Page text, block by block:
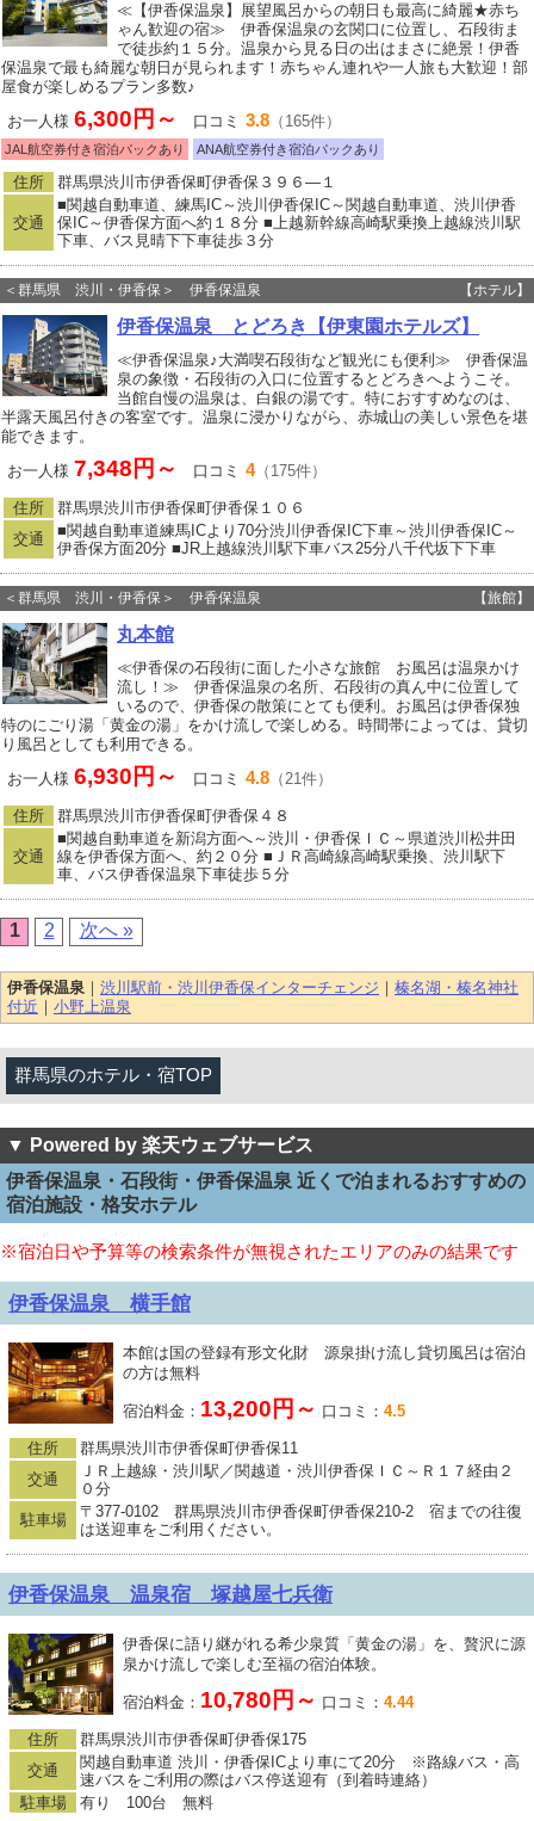
≪【伊香保温泉】展望風呂からの朝日も最高に綺麗★赤ち
ゃん歓迎の宿≫ 伊香保温泉の玄関口に位置し、石段街ま
で徒歩約１５分。温泉から見る日の出はまさに絶景！伊香
保温泉で最も綺麗な朝日が見られます！赤ちゃん連れや一人旅も大歓迎！部
屋食が楽しめるプラン多数♪
お一人様 6,300円～ 口コミ 3.8 （165件）
JAL航空券付き宿泊パックあり ANA航空券付き宿泊パックあり
住所 群馬県渋川市伊香保町伊香保３９６―１
交通
■関越自動車道、練馬IC～渋川伊香保IC～関越自動車道、渋川伊香
保IC～伊香保方面へ約１８分 ■上越新幹線高崎駅乗換上越線渋川駅
下車、バス見晴下下車徒歩３分
＜群馬県 渋川・伊香保＞ 伊香保温泉 【ホテル】
伊香保温泉 とどろき【伊東園ホテルズ】
≪伊香保温泉♪大満喫石段街など観光にも便利≫ 伊香保温
泉の象徴・石段街の入口に位置するとどろきへようこそ。
当館自慢の温泉は、白銀の湯です。特におすすめなのは、
半露天風呂付きの客室です。温泉に浸かりながら、赤城山の美しい景色を堪
能できます。
お一人様 7,348円～ 口コミ 4（175件）
住所
群馬県渋川市伊香保町伊香保１０６
交通
■関越自動車道練馬ICより70分渋川伊香保IC下車～渋川伊香保IC～
伊香保方面20分 ■JR上越線渋川駅下車バス25分八千代坂下下車
＜群馬県 渋川・伊香保＞ 伊香保温泉 【旅館】
丸本館
≪伊香保の石段街に面した小さな旅館 お風呂は温泉かけ
流し！≫ 伊香保温泉の名所、石段街の真ん中に位置して
いるので、伊香保の散策にとても便利。お風呂は伊香保独
特のにごり湯「黄金の湯」をかけ流しで楽しめる。時間帯によっては、貸切
り風呂としても利用できる。
お一人様 6,930円～ 口コミ 4.8 （21件）
住所 群馬県渋川市伊香保町伊香保４８
交通
■関越自動車道を新潟方面へ～渋川・伊香保ＩＣ～県道渋川松井田
線を伊香保方面へ、約２０分 ■ＪＲ高崎線高崎駅乗換、渋川駅下
車、バス伊香保温泉下車徒歩５分
1 2 次へ »
伊香保温泉 ｜ 渋川駅前・渋川伊香保インターチェンジ ｜ 榛名湖・榛名神社
付近 ｜ 小野上温泉
群馬県のホテル・宿TOP
▼ Powered by 楽天ウェブサービス
伊香保温泉・石段街・伊香保温泉 近くで泊まれるおすすめの
宿泊施設・格安ホテル
※宿泊日や予算等の検索条件が無視されたエリアのみの結果です
伊香保温泉 横手館
本館は国の登録有形文化財 源泉掛け流し貸切風呂は宿泊
の方は無料
宿泊料金： 13,200円～ 口コミ： 4.5
住所
群馬県渋川市伊香保町伊香保11
交通
ＪＲ上越線・渋川駅／関越道・渋川伊香保ＩＣ～Ｒ１７経由２
０分
駐車場
〒377-0102 群馬県渋川市伊香保町伊香保210-2 宿までの往復
は送迎車をご利用ください。
伊香保温泉 温泉宿 塚越屋七兵衛
伊香保に語り継がれる希少泉質「黄金の湯」を、贅沢に源
泉かけ流しで楽しむ至福の宿泊体験。
宿泊料金： 10,780円～ 口コミ： 4.44
住所
群馬県渋川市伊香保町伊香保175
交通
関越自動車道 渋川・伊香保ICより車にて20分 ※路線バス・高
速バスをご利用の際はバス停送迎有（到着時連絡）
駐車場
有り 100台 無料